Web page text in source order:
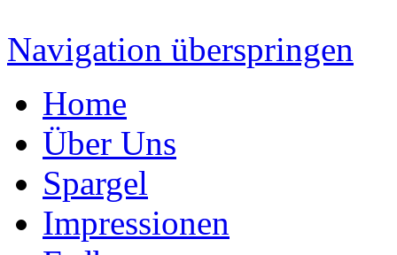
Navigation überspringen
Home
Über Uns
Spargel
Impressionen